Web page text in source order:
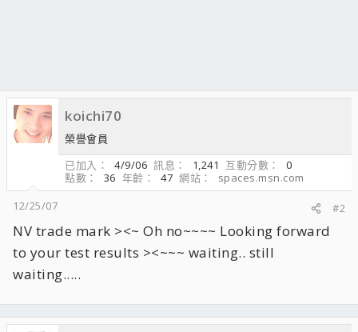
koichi70
榮譽會員
已加入
4/9/06 訊息 1,241 互動分數
0
點數
36 年齡 47 網站
spaces.msn.com
12/25/07
#2
NV trade mark ><~ Oh no~~~~ Looking forward
to your test results ><~~~ waiting.. still
waiting.....